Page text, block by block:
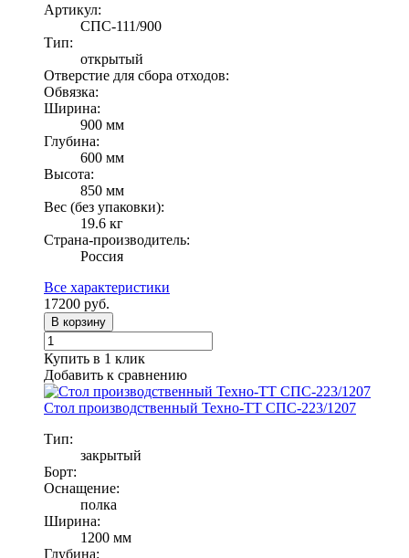
Артикул:
СПС-111/900
Тип:
открытый
Отверстие для сбора отходов:
Обвязка:
Ширина:
900 мм
Глубина:
600 мм
Высота:
850 мм
Вес (без упаковки):
19.6 кг
Страна-производитель:
Россия
Все характеристики
17200 руб.
В корзину
Купить в 1 клик
Добавить к сравнению
Стол производственный Техно-ТТ СПС-223/1207
Тип:
закрытый
Борт:
Оснащение:
полка
Ширина:
1200 мм
Глубина: